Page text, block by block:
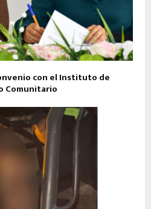
con el Instituto de
Comunitario